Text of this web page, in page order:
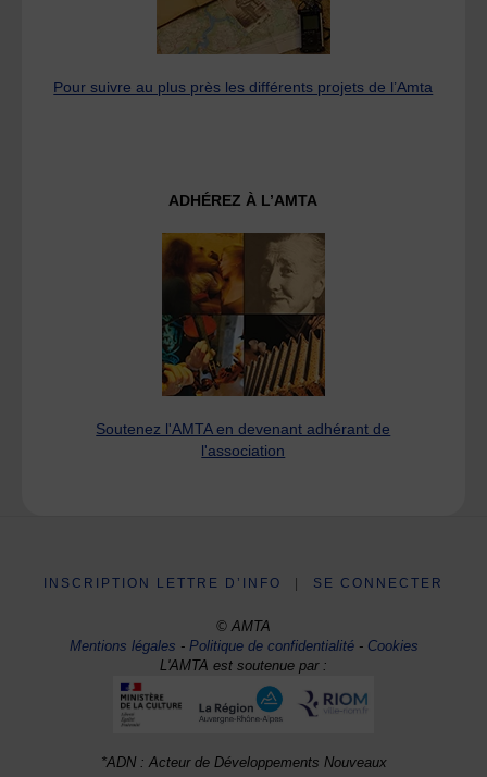
Pour suivre au plus près les différents projets de l’Amta
ADHÉREZ À L’AMTA
Soutenez l'AMTA en devenant adhérant de
l'association
INSCRIPTION LETTRE D’INFO SE CONNECTER
© AMTA
Mentions légales -Politique de confidentialité- Cookies
L'AMTA est soutenue par :
*ADN : Acteur de Développements Nouveaux